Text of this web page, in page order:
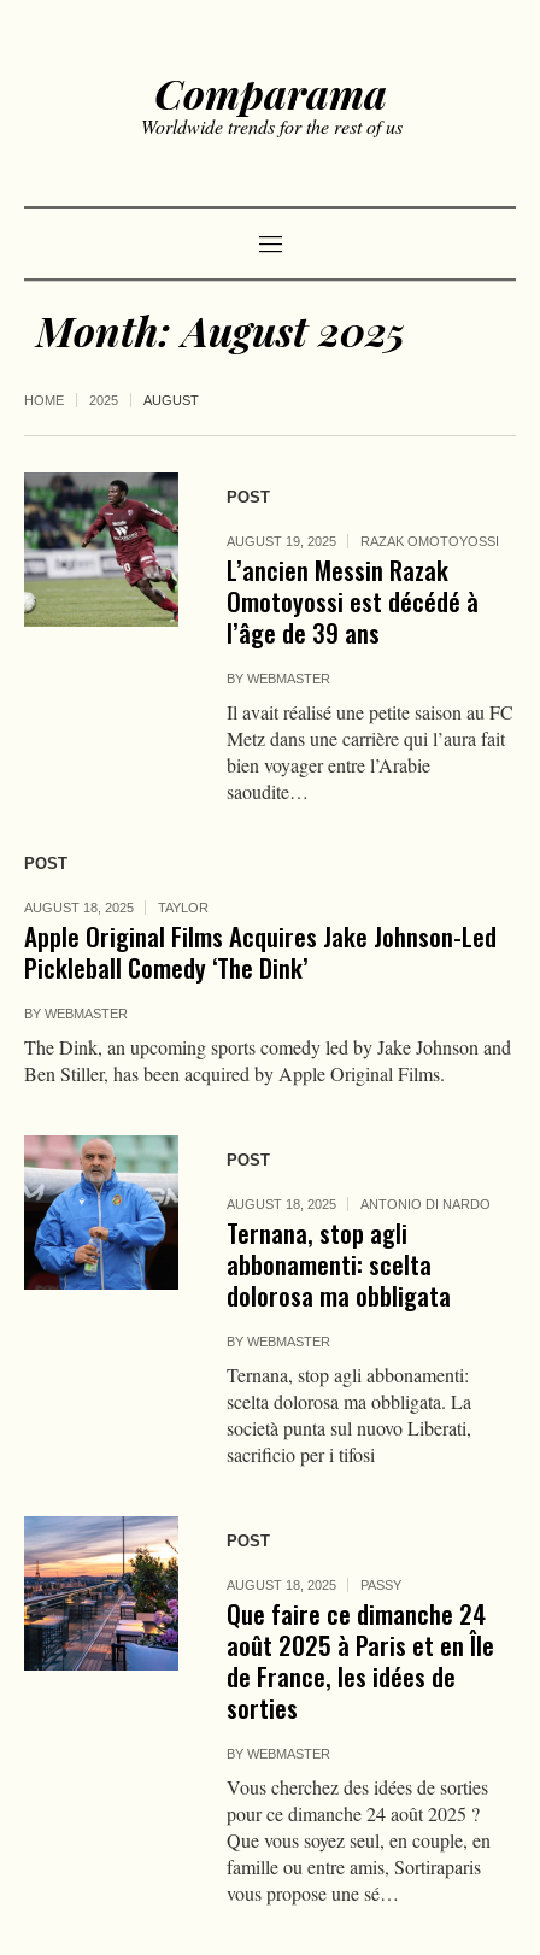
Comparama
Worldwide trends for the rest of us
Month:August 2025
HOME 2025 AUGUST
POST
AUGUST 19, 2025 RAZAK OMOTOYOSSI
L’ancien Messin Razak
Omotoyossi est décédé à
l’âge de 39 ans
BYWEBMASTER
Il avait réalisé une petite saison au FC
Metz dans une carrière qui l’aura fait
bien voyager entre l’Arabie
saoudite…
POST
AUGUST 18, 2025 TAYLOR
Apple Original Films Acquires Jake Johnson-Led
Pickleball Comedy ‘The Dink’
BY WEBMASTER
The Dink, an upcoming sports comedy led by Jake Johnson and
Ben Stiller, has been acquired by Apple Original Films.
POST
AUGUST 18, 2025 ANTONIO DI NARDO
Ternana, stop agli
abbonamenti: scelta
dolorosa ma obbligata
BYWEBMASTER
Ternana, stop agli abbonamenti:
scelta dolorosa ma obbligata. La
società punta sul nuovo Liberati,
sacrificio per i tifosi
POST
AUGUST 18, 2025 PASSY
Que faire ce dimanche 24
août 2025 à Paris et en Île
de France, les idées de
sorties
BYWEBMASTER
Vous cherchez des idées de sorties
pour ce dimanche 24 août 2025 ?
Que vous soyez seul, en couple, en
famille ou entre amis, Sortiraparis
vous propose une sé…